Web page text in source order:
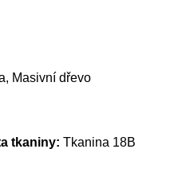
Masivní dřevo
tkaniny: Tkanina 18B